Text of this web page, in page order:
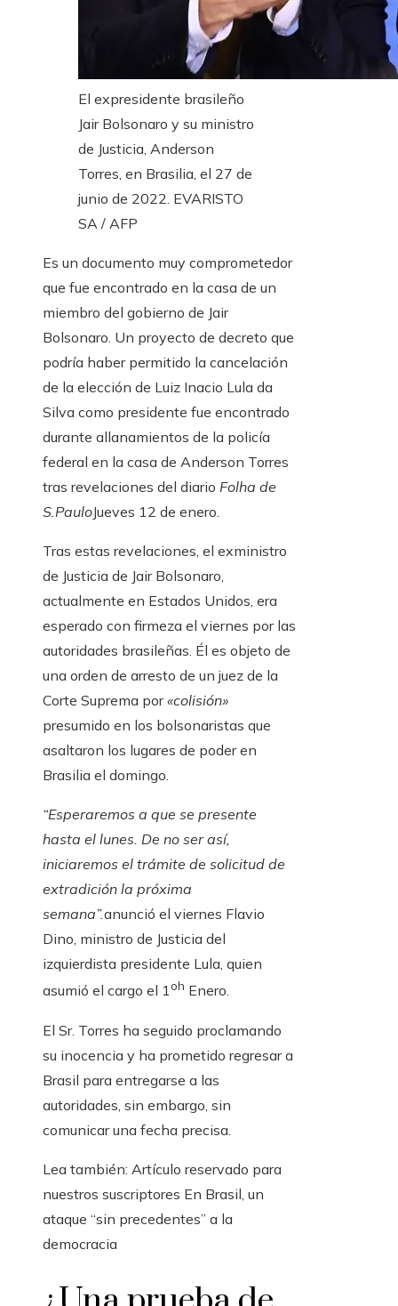
El expresidente brasileño
Jair Bolsonaro y su ministro
de Justicia, Anderson
Torres, en Brasilia, el 27 de
junio de 2022. EVARISTO
SA / AFP
Es un documento muy comprometedor
que fue encontrado en la casa de un
miembro del gobierno de Jair
Bolsonaro. Un proyecto de decreto que
podría haber permitido la cancelación
de la elección de Luiz Inacio Lula da
Silva como presidente fue encontrado
durante allanamientos de la policía
federal en la casa de Anderson Torres
tras revelaciones del diario Folha de
S.PauloJueves 12 de enero.
Tras estas revelaciones, el exministro
de Justicia de Jair Bolsonaro,
actualmente en Estados Unidos, era
esperado con firmeza el viernes por las
autoridades brasileñas. Él es objeto de
una orden de arresto de un juez de la
Corte Suprema por«colisión»
presumido en los bolsonaristas que
asaltaron los lugares de poder en
Brasilia el domingo.
“Esperaremos a que se presente
hasta el lunes. De no ser así,
iniciaremos el trámite de solicitud de
extradición la próxima
semana”.anunció el viernes Flavio
Dino, ministro de Justicia del
izquierdista presidente Lula, quien
asumió el cargo el 1oh Enero.
El Sr. Torres ha seguido proclamando
su inocencia y ha prometido regresar a
Brasil para entregarse a las
autoridades, sin embargo, sin
comunicar una fecha precisa.
Lea también: Artículo reservado para
nuestros suscriptores En Brasil, un
ataque “sin precedentes” a la
democracia